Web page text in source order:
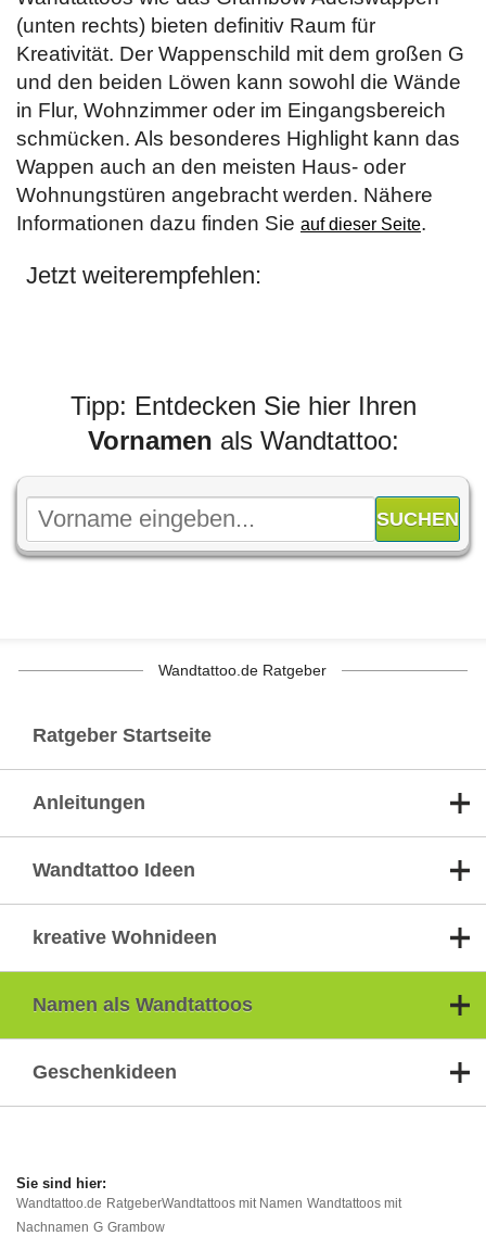
(unten rechts) bieten definitiv Raum für
Kreativität. Der Wappenschild mit dem großen G
und den beiden Löwen kann sowohl die Wände
in Flur, Wohnzimmer oder im Eingangsbereich
schmücken. Als besonderes Highlight kann das
Wappen auch an den meisten Haus- oder
Wohnungstüren angebracht werden. Nähere
Informationen dazu finden Sie auf dieser Seite.
Jetzt weiterempfehlen:
Tipp: Entdecken Sie hier Ihren
Vornamen als Wandtattoo:
Wandtattoo.de Ratgeber
Ratgeber Startseite
Anleitungen
Wandtattoo Ideen
kreative Wohnideen
Namen als Wandtattoos
Geschenkideen
Wandtattoo.de RatgeberWandtattoos mit Namen Wandtattoos mit
Nachnamen G Grambow